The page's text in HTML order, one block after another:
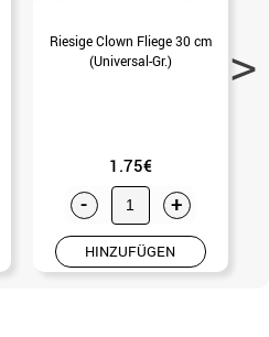
Riesige Clown Fliege 30 cm
(Universal-Gr.)
1.75€
- +
HINZUFÜGEN